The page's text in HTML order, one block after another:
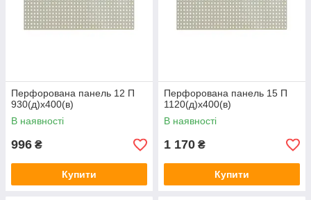
Перфорована панель 12 П
930(д)х400(в)
В наявності
996 ₴
Купити
Перфорована панель 15 П
1120(д)х400(в)
В наявності
1 170 ₴
Купити